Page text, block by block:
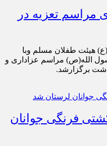
مراسم تعزیه در
هیئت طفلان مسلم وبا
الله(ص) مراسم عزاداری و
برگزارشد.
فرنگی جوانان